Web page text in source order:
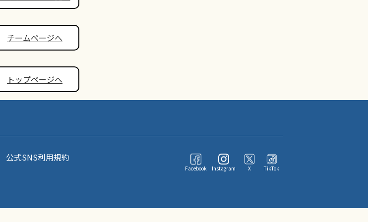
チームページへ
トップページへ
公式SNS利用規約
Facebook Instagram X TikTok